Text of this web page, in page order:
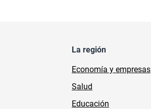
La región
Economía y empresas
Salud
Educación